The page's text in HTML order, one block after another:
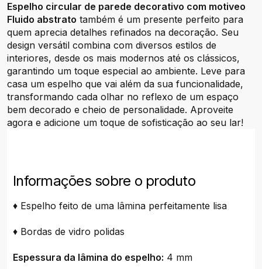
Espelho circular de parede decorativo com motiveo
Fluido abstrato também é um presente perfeito para
quem aprecia detalhes refinados na decoração. Seu
design versátil combina com diversos estilos de
interiores, desde os mais modernos até os clássicos,
garantindo um toque especial ao ambiente. Leve para
casa um espelho que vai além da sua funcionalidade,
transformando cada olhar no reflexo de um espaço
bem decorado e cheio de personalidade. Aproveite
agora e adicione um toque de sofisticação ao seu lar!
Informações sobre o produto
♦ Espelho feito de uma lâmina perfeitamente lisa
♦ Bordas de vidro polidas
Espessura da lâmina do espelho: 4 mm